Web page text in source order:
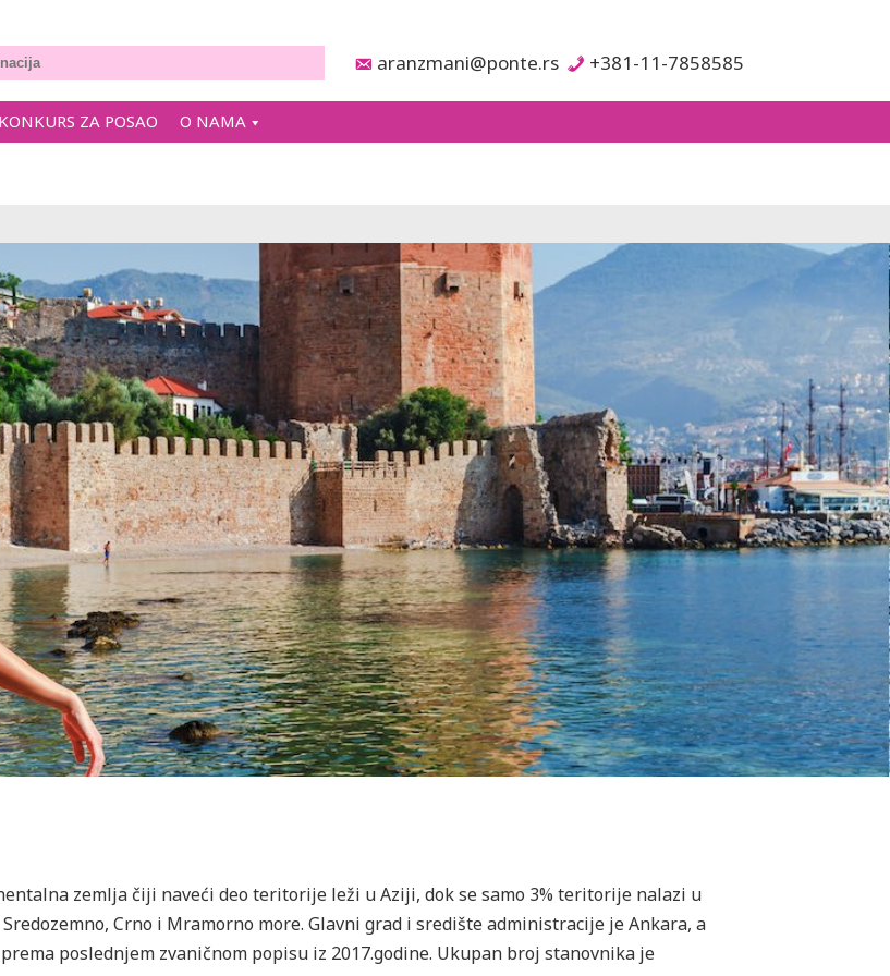
aranzmani@ponte.rs +381-11-7858585
KONKURS ZA POSAO O NAMA
zemlja čiji naveći deo teritorije leži u Аziji, dok se samo 3% teritorije nalazi u
Crno i Mramorno more. Glavni grad i središte administracije je Ankara, a
poslednjem zvaničnom popisu iz 2017.godine. Ukupan broj stanovnika je